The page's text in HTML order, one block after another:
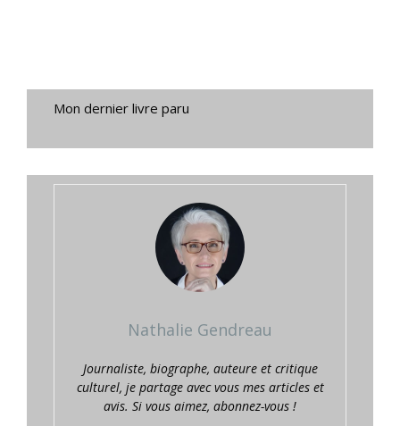
Mon dernier livre paru
Nathalie Gendreau
Journaliste, biographe, auteure et critique
culturel, je partage avec vous mes articles et
avis. Si vous aimez, abonnez-vous !